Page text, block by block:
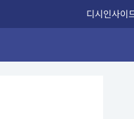
디시인사이